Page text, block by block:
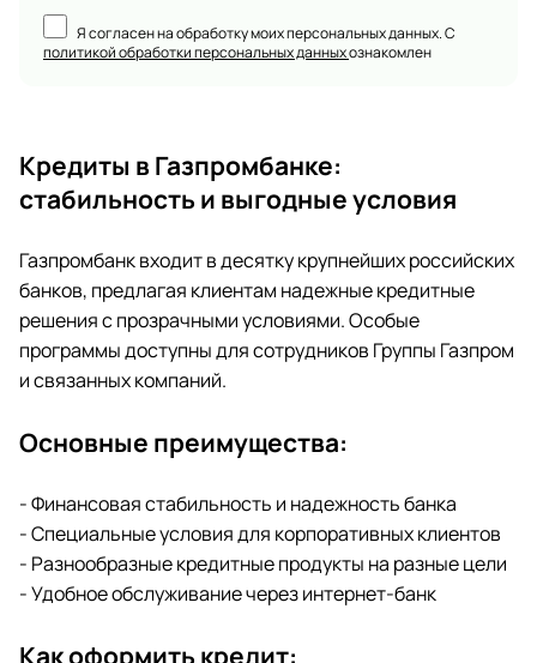
Я согласен на обработку моих персональных данных. С
политикой обработки персональных данныхознакомлен
Кредиты в Газпромбанке:
стабильность и выгодные условия
Газпромбанк входит в десятку крупнейших российских
банков, предлагая клиентам надежные кредитные
решения с прозрачными условиями. Особые
программы доступны для сотрудников Группы Газпром
и связанных компаний.
Основные преимущества:
- Финансовая стабильность и надежность банка
- Специальные условия для корпоративных клиентов
- Разнообразные кредитные продукты на разные цели
- Удобное обслуживание через интернет-банк
Как оформить кредит: